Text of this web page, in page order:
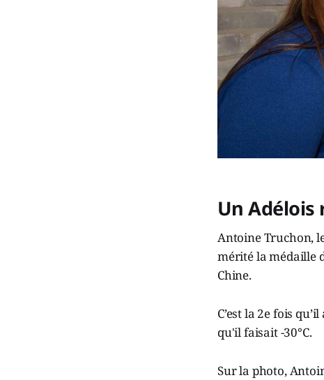
Un Adélois
Antoine Truchon,
mérité la médaille
Chine.
C’est la 2e fois
qu'il faisait -30°C.
Sur la photo,